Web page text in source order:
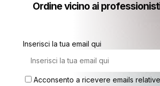
Ordine vicino ai
Inserisci la tua email qui
Acconsento a ricevere emails